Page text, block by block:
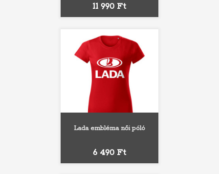
Ár
11 990 Ft
Lada embléma női póló
Ár
6 490 Ft